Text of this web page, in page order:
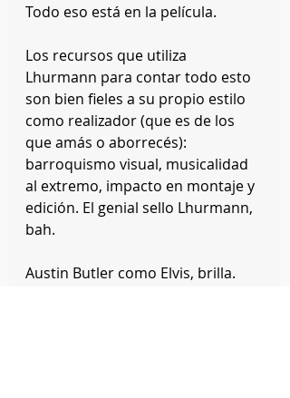
Todo eso está en la película.
Los recursos que utiliza
Lhurmann para contar todo esto
son bien fieles a su propio estilo
como realizador (que es de los
que amás o aborrecés):
barroquismo visual, musicalidad
al extremo, impacto en montaje y
edición. El genial sello Lhurmann,
bah.
Austin Butler como Elvis, brilla.